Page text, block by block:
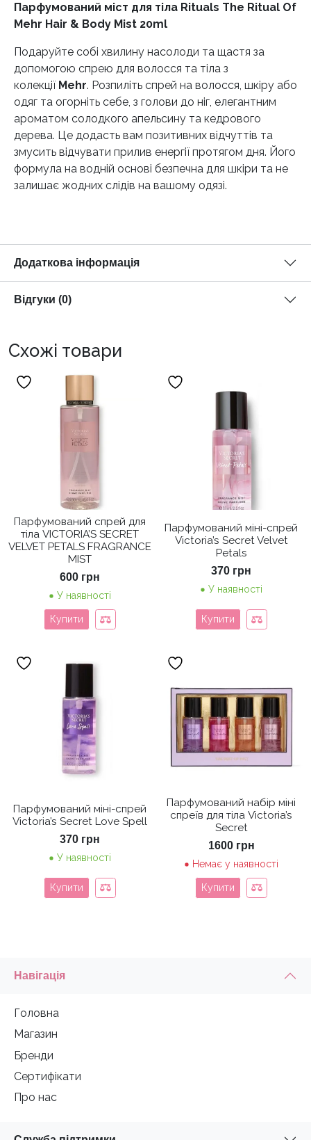
Парфумований міст для тіла Rituals The Ritual Of
Mehr Hair & Body Mist 20ml
Подаруйте собі хвилину насолоди та щастя за
допомогою спрею для волосся та тіла з
колекції Mehr. Розпиліть спрей на волосся, шкіру або
одяг та огорніть себе, з голови до ніг, елегантним
ароматом солодкого апельсину та кедрового
дерева. Це додасть вам позитивних відчуттів та
змусить відчувати прилив енергії протягом дня. Його
формула на водній основі безпечна для шкіри та не
залишає жодних слідів на вашому одязі.
Додаткова інформація
Відгуки (0)
Схожі товари
Парфумований спрей для
тіла VICTORIA’S SECRET
VELVET PETALS FRAGRANCE
MIST
600 грн
У наявності
Купити
Парфумований міні-спрей
Victoria’s Secret Velvet
Petals
370 грн
У наявності
Купити
Парфумований міні-спрей
Victoria’s Secret Love Spell
370 грн
У наявності
Купити
Парфумований набір міні
спреїв для тіла Victoria’s
Secret
1600 грн
Немає у наявності
Купити
Навігація
Головна
Магазин
Бренди
Сертифікати
Про нас